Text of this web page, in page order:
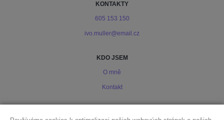
KONTAKTY
605 153 150
ivo.muller@email.cz
KDO JSEM
O mně
Kontakt